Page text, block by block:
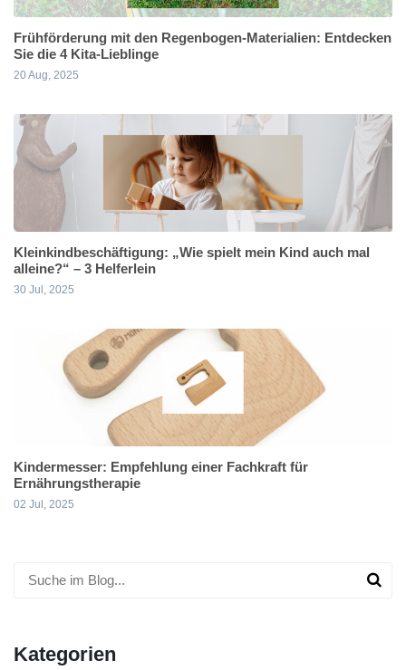
Frühförderung mit den Regenbogen-Materialien: Entdecken
Sie die 4 Kita-Lieblinge
20 Aug, 2025
Kleinkindbeschäftigung: „Wie spielt mein Kind auch mal
alleine?“ – 3 Helferlein
30 Jul, 2025
Kindermesser: Empfehlung einer Fachkraft für
Ernährungstherapie
02 Jul, 2025
Kategorien